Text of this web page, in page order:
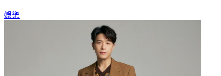
娛樂